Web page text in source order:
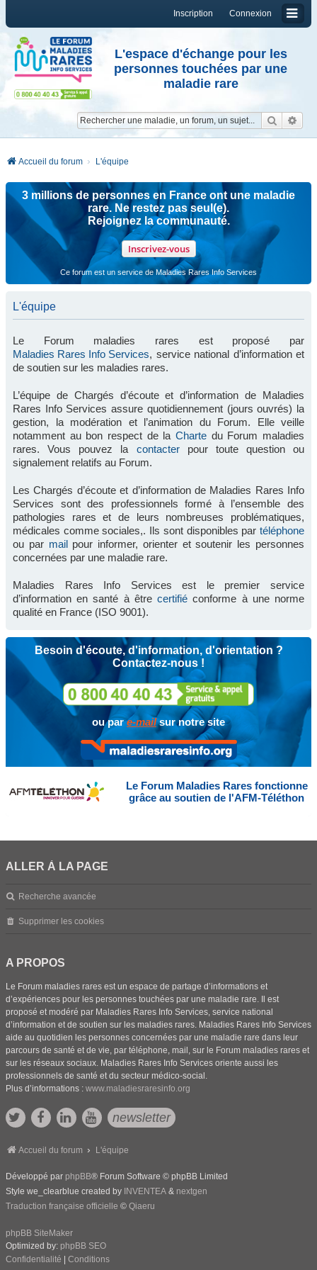
Connexion
Inscription
L'espace d'échange pour les
personnes touchées par une
maladie rare
Accueil du forum L'équipe
3 millions de personnes en France ont une maladie
rare. Ne restez pas seul(e).
Rejoignez la communauté.
Inscrivez-vous
Ce forum est un service de Maladies Rares Info Services
L'équipe
Le Forum maladies rares est proposé par
Maladies Rares Info Services, service national d’information et
de soutien sur les maladies rares.
L’équipe de Chargés d’écoute et d’information de Maladies
Rares Info Services assure quotidiennement (jours ouvrés) la
gestion, la modération et l’animation du Forum. Elle veille
notamment au bon respect de la Charte du Forum maladies
rares. Vous pouvez la contacterpour toute question ou
signalement relatifs au Forum.
Les Chargés d’écoute et d’information de Maladies Rares Info
Services sont des professionnels formé à l’ensemble des
pathologies rares et de leurs nombreuses problématiques,
médicales comme sociales,. Ils sont disponibles par téléphone
ou par mailpour informer, orienter et soutenir les personnes
concernées par une maladie rare.
Maladies Rares Info Services est le premier service
d’information en santé à êtrecertifié conforme à une norme
qualité en France (ISO 9001).
Besoin d'écoute, d'information, d'orientation ?
Contactez-nous !
ou pare-mailsur notre site
Le Forum Maladies Rares fonctionne
grâce au soutien de l'AFM-Téléthon
ALLER À LA PAGE
Recherche avancée
Supprimer les cookies
A PROPOS
Le Forum maladies rares est un espace de partage d’informations et
d’expériences pour les personnes touchées par une maladie rare. Il est
proposé et modéré par Maladies Rares Info Services, service national
d’information et de soutien sur les maladies rares. Maladies Rares Info Services
aide au quotidien les personnes concernées par une maladie rare dans leur
parcours de santé et de vie, par téléphone, mail, sur le Forum maladies rares et
sur les réseaux sociaux. Maladies Rares Info Services oriente aussi les
professionnels de santé et du secteur médico-social.
Plus d’informations : www.maladiesraresinfo.org
newsletter
Accueil du forum L'équipe
Développé par phpBB® Forum Software © phpBB Limited
Style we_clearblue created by INVENTEA & nextgen
Traduction française officielle © Qiaeru
phpBB SiteMaker
Optimized by: phpBB SEO
Confidentialité
Conditions